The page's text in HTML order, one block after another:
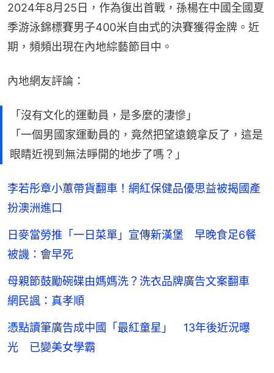
2024年8月25日，作為復出首戰，孫楊在中國全國夏
季游泳錦標賽男子400米自由式的決賽獲得金牌。近
期，頻頻出現在內地綜藝節目中。
內地網友評論：
「沒有文化的運動員，是多麼的淒慘」
「一個男國家運動員的，竟然把望遠鏡拿反了，這是
眼睛近視到無法睜開的地步了嗎？」
李若彤章小蕙帶貨翻車！網紅保健品優思益被揭國產
扮澳洲進口
日麥當勞推「一日菜單」宣傳新漢堡 早晚食足6餐
被譏：會早死
母親節鼓勵碗碟由媽媽洗？洗衣品牌廣告文案翻車
網民諷：真孝順
憑點讀筆廣告成中國「最紅童星」 13年後近況曝
光 已變美女學霸